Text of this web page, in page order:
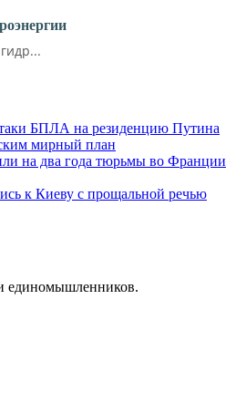
БПЛА на резиденцию Путина
мирный план
на два года тюрьмы во Франции
к Киеву с прощальной речью
единомышленников.